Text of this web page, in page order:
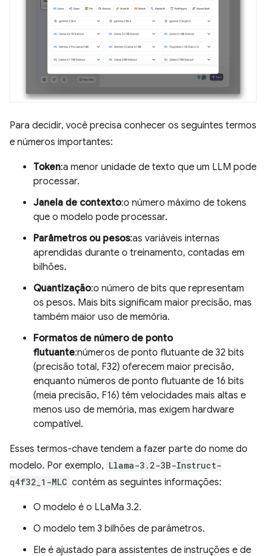
Para decidir, você precisa conhecer os seguintes termos
e números importantes:
Token:a menor unidade de texto que um LLM pode
processar.
Janela de contexto:o número máximo de tokens
que o modelo pode processar.
Parâmetros ou pesos:as variáveis internas
aprendidas durante o treinamento, contadas em
bilhões.
Quantização:o número de bits que representam
os pesos. Mais bits significam maior precisão, mas
também maior uso de memória.
Formatos de número de ponto
flutuante:números de ponto flutuante de 32 bits
(precisão total, F32) oferecem maior precisão,
enquanto números de ponto flutuante de 16 bits
(meia precisão, F16) têm velocidades mais altas e
menos uso de memória, mas exigem hardware
compatível.
Esses termos-chave tendem a fazer parte do nome do
modelo. Por exemplo, Llama-3.2-3B-Instruct-
q4f32_1-MLC contém as seguintes informações:
O modelo é o LLaMa 3.2.
O modelo tem 3 bilhões de parâmetros.
Ele é ajustado para assistentes de instruções e de